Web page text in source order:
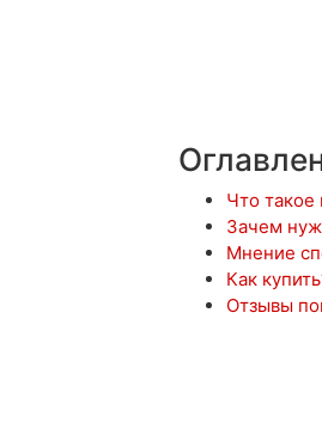
Что такое
Зачем
Мнение
Как
Отзывы